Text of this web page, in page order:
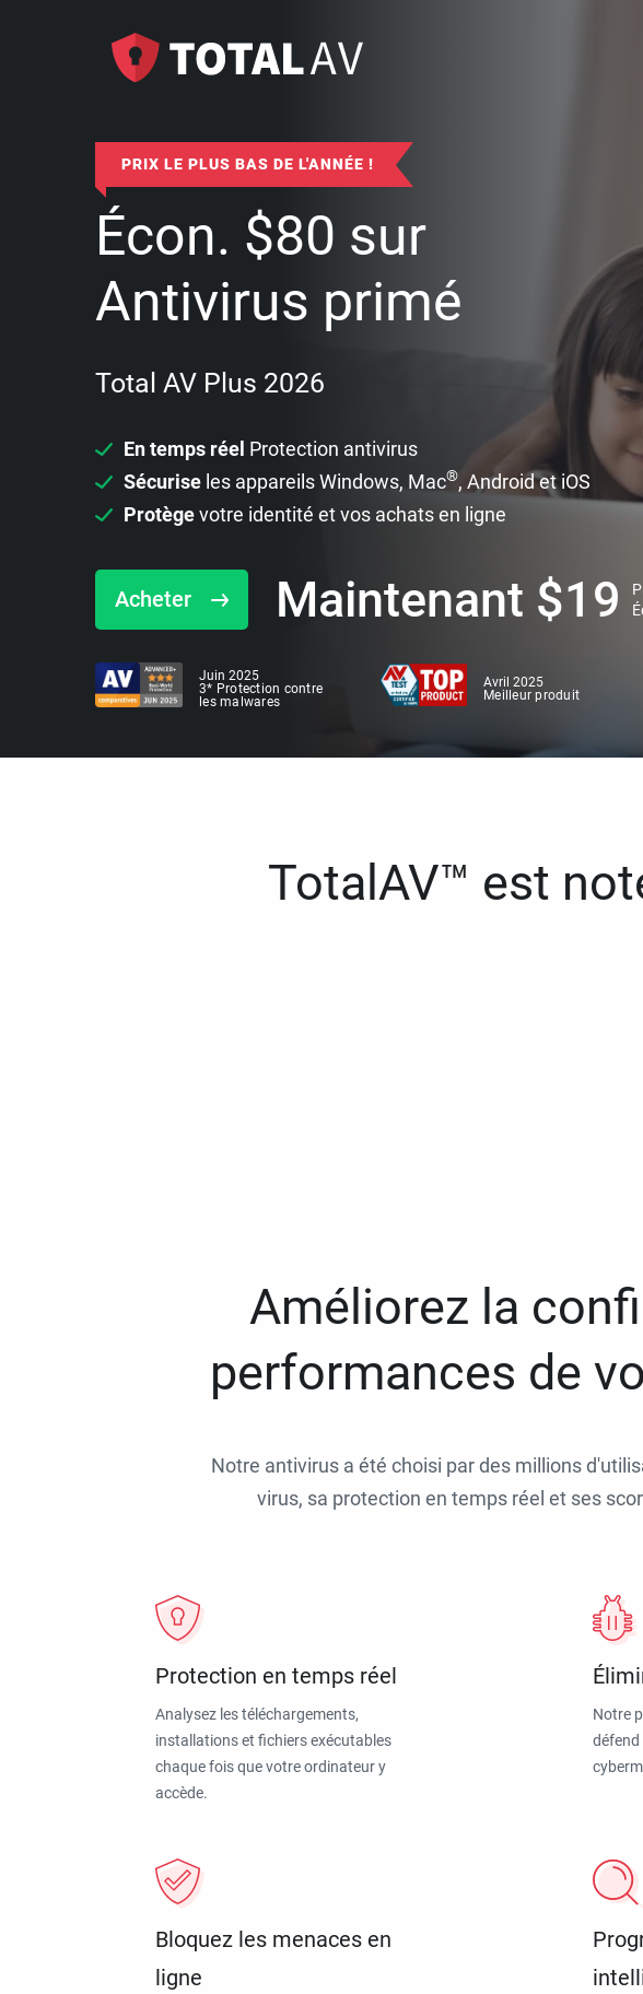
PRIX LE PLUS BAS DE L'ANNÉE !
Écon. $80 sur
Antivirus primé
Total AV Plus 2026
En temps réel Protection antivirus
Sécurise les appareils Windows, Mac®, Android et iOS
Protègevotre identité et vos achats en ligne
Acheter Maintenant $19
Juin 2025
3* Protection contre
les malwares
Avril 2025
Meilleur produit
TotalAV™ est
Améliorez la
performances de
Notre antivirus a été choisi par des millions
virus, sa protection en temps réel et ses
Protection en temps réel
Analysez les téléchargements,
installations et fichiers exécutables
chaque fois que votre ordinateur y
accède.
Notre
défend
Bloquez les menaces en
ligne